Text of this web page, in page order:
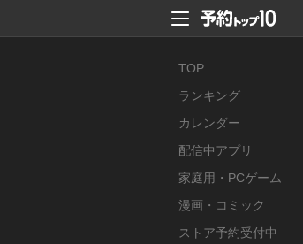
TOP
ランキング
カレンダー
配信中アプリ
家庭用・PCゲーム
漫画・コミック
ストア予約受付中